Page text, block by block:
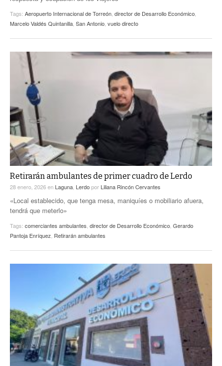
Tags: Aeropuerto Internacional de Torreón director de Desarrollo Económico
Marcelo Valdés Quintanilla San Antonio vuelo directo
Retirarán ambulantes de primer cuadro de Lerdo
28 enero, 2026en Laguna Lerdopor Liliana Rincón Cervantes
«Local establecido, que tenga mesa, maniquíes o mobiliario afuera,
tendrá que meterlo»
Tags: comerciantes ambulantes director de Desarrollo Económico Gerardo
Pantoja Enríquez Retirarán ambulantes